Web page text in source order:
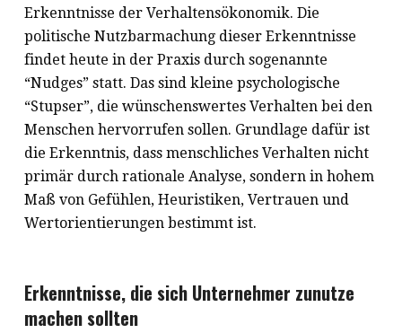
Erkenntnisse der Verhaltensökonomik. Die
politische Nutzbarmachung dieser Erkenntnisse
findet heute in der Praxis durch sogenannte
“Nudges” statt. Das sind kleine psychologische
“Stupser”, die wünschenswertes Verhalten bei den
Menschen hervorrufen sollen. Grundlage dafür ist
die Erkenntnis, dass menschliches Verhalten nicht
primär durch rationale Analyse, sondern in hohem
Maß von Gefühlen, Heuristiken, Vertrauen und
Wertorientierungen bestimmt ist.
Erkenntnisse, die sich Unternehmer zunutze
machen sollten